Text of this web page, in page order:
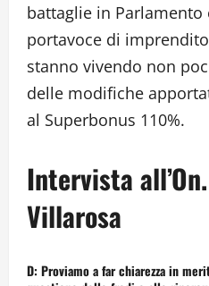
battaglie in Parlamento
portavoce di
stanno vivendo non
delle modifiche
al Superbonus 110%.
Intervista
Villarosa
D: Proviamo a far chiarezza in